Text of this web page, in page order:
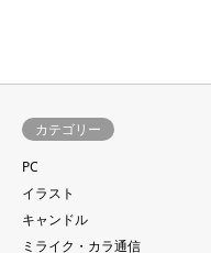
カテゴリー
PC
イラスト
キャンドル
ミライク・カラ通信